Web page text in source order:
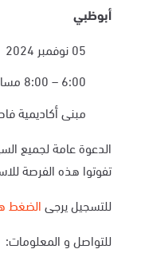
أبوظبي
05 نوفمبر 2024
6:00 – 8:00 مساء
مبنى أكاديمية
الدعوة عامة لجميع
تفوتوا هذه الفرصة
للتسجيل يرجىالضغط
للتواصل و المعلومات: